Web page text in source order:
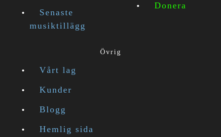
Senaste
musiktillägg
Donera
Övrig
Vårt lag
Kunder
Blogg
Hemlig sida